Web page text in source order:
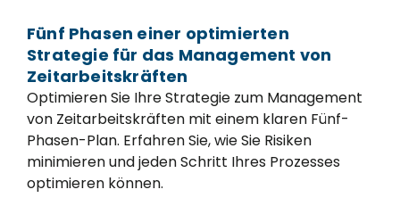
Fünf Phasen einer optimierten
Strategie für das Management von
Zeitarbeitskräften
Optimieren Sie Ihre Strategie zum Management
von Zeitarbeitskräften mit einem klaren Fünf-
Phasen-Plan. Erfahren Sie, wie Sie Risiken
minimieren und jeden Schritt Ihres Prozesses
optimieren können.